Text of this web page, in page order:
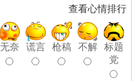
查看心情排行
无奈 谎言 枪稿 不解
标题
党